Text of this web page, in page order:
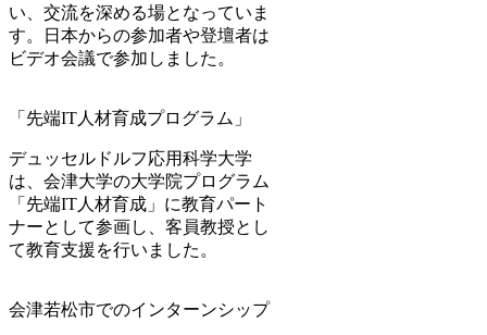
い、交流を深める場となっていま
す。日本からの参加者や登壇者は
ビデオ会議で参加しました。
「先端IT人材育成プログラム」
デュッセルドルフ応用科学大学
は、会津大学の大学院プログラム
「先端IT人材育成」に教育パート
ナーとして参画し、客員教授とし
て教育支援を行いました。
会津若松市でのインターンシップ